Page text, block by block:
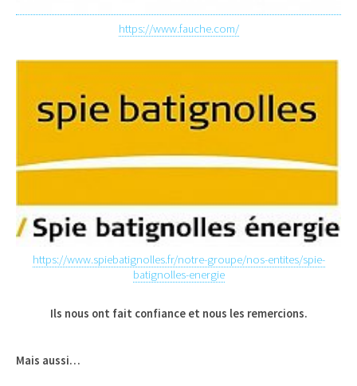
https://www.fauche.com/
https://www.spiebatignolles.fr/notre-groupe/nos-entites/spie-
batignolles-energie
Ils nous ont fait confiance et nous les remercions.
Mais aussi…